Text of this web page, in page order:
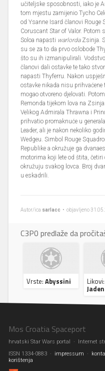
učiteljske sposobnosti, iako je
tom mjestu zamijenio Tycho
od Ysanne Isard članovi
Coruscant Star of Valor. Potom
Soloa napasti warlorda Zsinja.
su se za to da prvo oslobode
što su ih izmanipulirali.
članovi dali ostavke te tako
napasti Thyferru. Nakon
ostavke nikada nisu prihvaćene
mogao otvoreno djelovati.
Remonda tijekom lova na
Velikog Admirala Thrawna i
prihvatio promaknuće u
Leader, ali je nakon nekoliko
Wedgeu. Simbol Rouge
Republike a okružuje ga
motorima koji lete od štita, četiri
okružuju svakog lovca. Broj
u eskadrili.
Autor/ica sarlacc • objavljeno
C3P0 predlaže da
Vrste: Abyssini Likovi:
Jaden
Mos Croatia Spaceport
hrvatski Star Wars portal · Internet
ISSN 1334-0883 ·
impressum ·
korištenja